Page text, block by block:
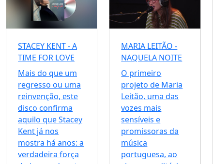
STACEY KENT - A
TIME FOR LOVE
Mais do que um
regresso ou uma
reinvenção, este
disco confirma
aquilo que Stacey
Kent já nos
mostra há anos: a
verdadeira força
MARIA LEITÃO -
NAQUELA NOITE
O primeiro
projeto de Maria
Leitão, uma das
vozes mais
sensíveis e
promissoras da
música
portuguesa, ao